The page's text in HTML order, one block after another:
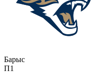
Барыс
П1